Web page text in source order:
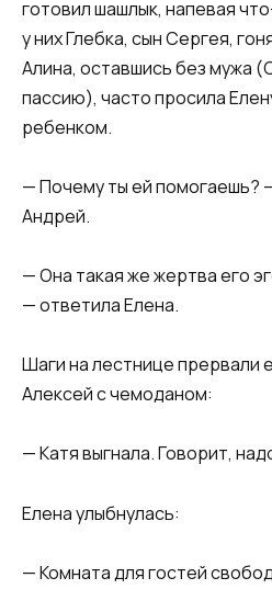
готовил шашлык, напевая
у них Глебка, сын Сергея,
Алина, оставшись без мужа
пассию), часто просила
ребенком.​
​— Почему ты ей помогаешь?
Андрей.​
​— Она такая же жертва его
— ответила Елена.​
​Шаги на лестнице прервали
Алексей с чемоданом:​
​— Катя выгнала. Говорит,
​Елена улыбнулась:​
​— Комната для гостей